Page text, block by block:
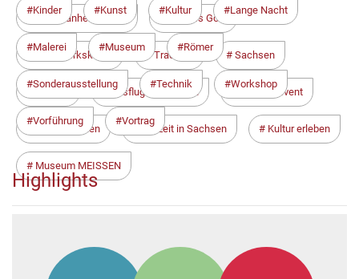
Porzellanherstellung Weißes Gold
Handwerkskunst Tradition Sachsen
Ausflug mit Kindern Familienevent
Sommerferien Freizeit in Sachsen Kultur erleben
Museum MEISSEN
Kinder Kunst Kultur Lange Nacht
Malerei Museum Römer
Sonderausstellung Technik Workshop
Vorführung Vortrag
Highlights